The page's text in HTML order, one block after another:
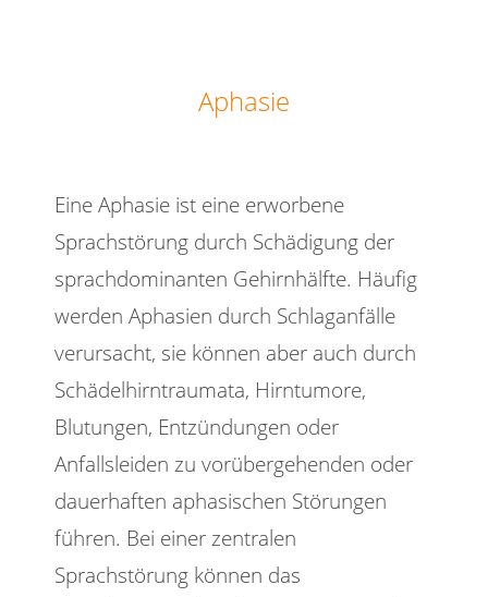
Aphasie
Eine Aphasie ist eine erworbene
Sprachstörung durch Schädigung der
sprachdominanten Gehirnhälfte. Häufig
werden Aphasien durch Schlaganfälle
verursacht, sie können aber auch durch
Schädelhirntraumata, Hirntumore,
Blutungen, Entzündungen oder
Anfallsleiden zu vorübergehenden oder
dauerhaften aphasischen Störungen
führen. Bei einer zentralen
Sprachstörung können das